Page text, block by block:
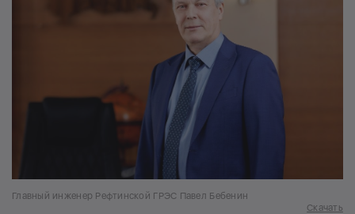
Главный инженер Рефтинской ГРЭС Павел Бебенин
Скачать